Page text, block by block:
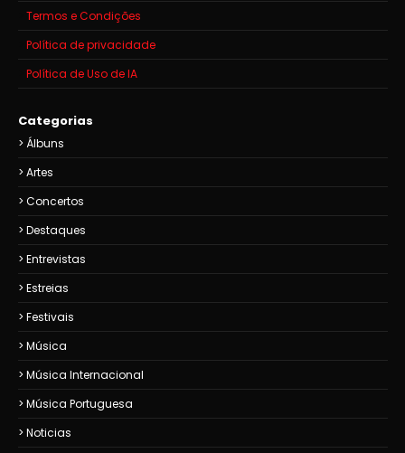
Termos e Condições
Política de privacidade
Política de Uso de IA
Categorias
Álbuns
Artes
Concertos
Destaques
Entrevistas
Estreias
Festivais
Música
Música Internacional
Música Portuguesa
Noticias